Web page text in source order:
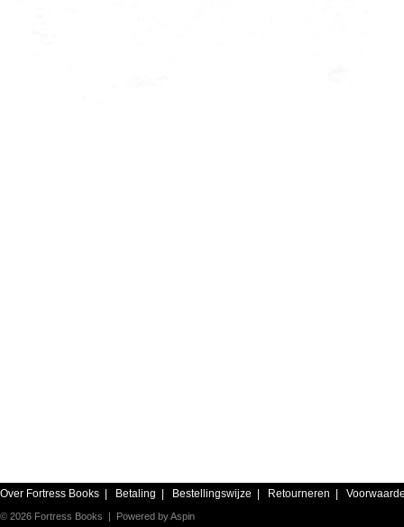
Over Fortress Books Betaling Bestellingswijze Retourneren
© 2026 Fortress Books | Powered byAspin